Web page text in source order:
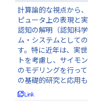
計算論的な視点から
ピュータ上の表現と
認知の解明（認知科
ム・システムとして
す。特に近年は、実
トを考慮し、サイモ
のモデリングを行っ
の基礎的研究と応用も